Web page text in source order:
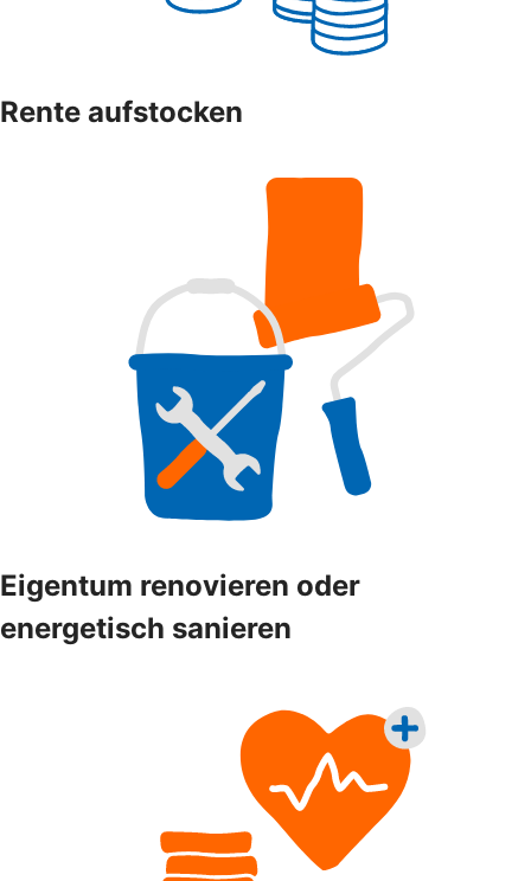
Rente aufstocken
Eigentum renovieren oder
energetisch sanieren